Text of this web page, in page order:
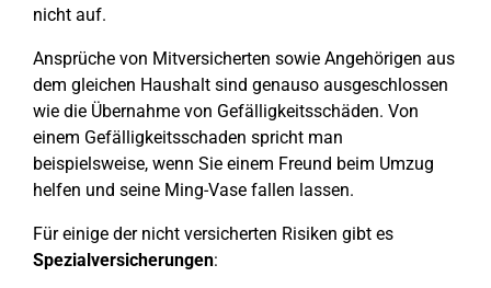
nicht auf.
Ansprüche von Mitversicherten sowie Angehörigen aus
dem gleichen Haushalt sind genauso ausgeschlossen
wie die Übernahme von Gefälligkeitsschäden. Von
einem Gefälligkeitsschaden spricht man
beispielsweise, wenn Sie einem Freund beim Umzug
helfen und seine Ming-Vase fallen lassen.
Für einige der nicht versicherten Risiken gibt es
Spezialversicherungen: